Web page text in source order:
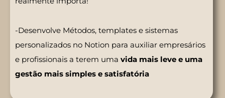
-Desenvolve Métodos, templates e sistemas
personalizados no Notion para auxiliar empresários
e profissionais a terem uma vida mais leve e uma
gestão mais simples e satisfatória